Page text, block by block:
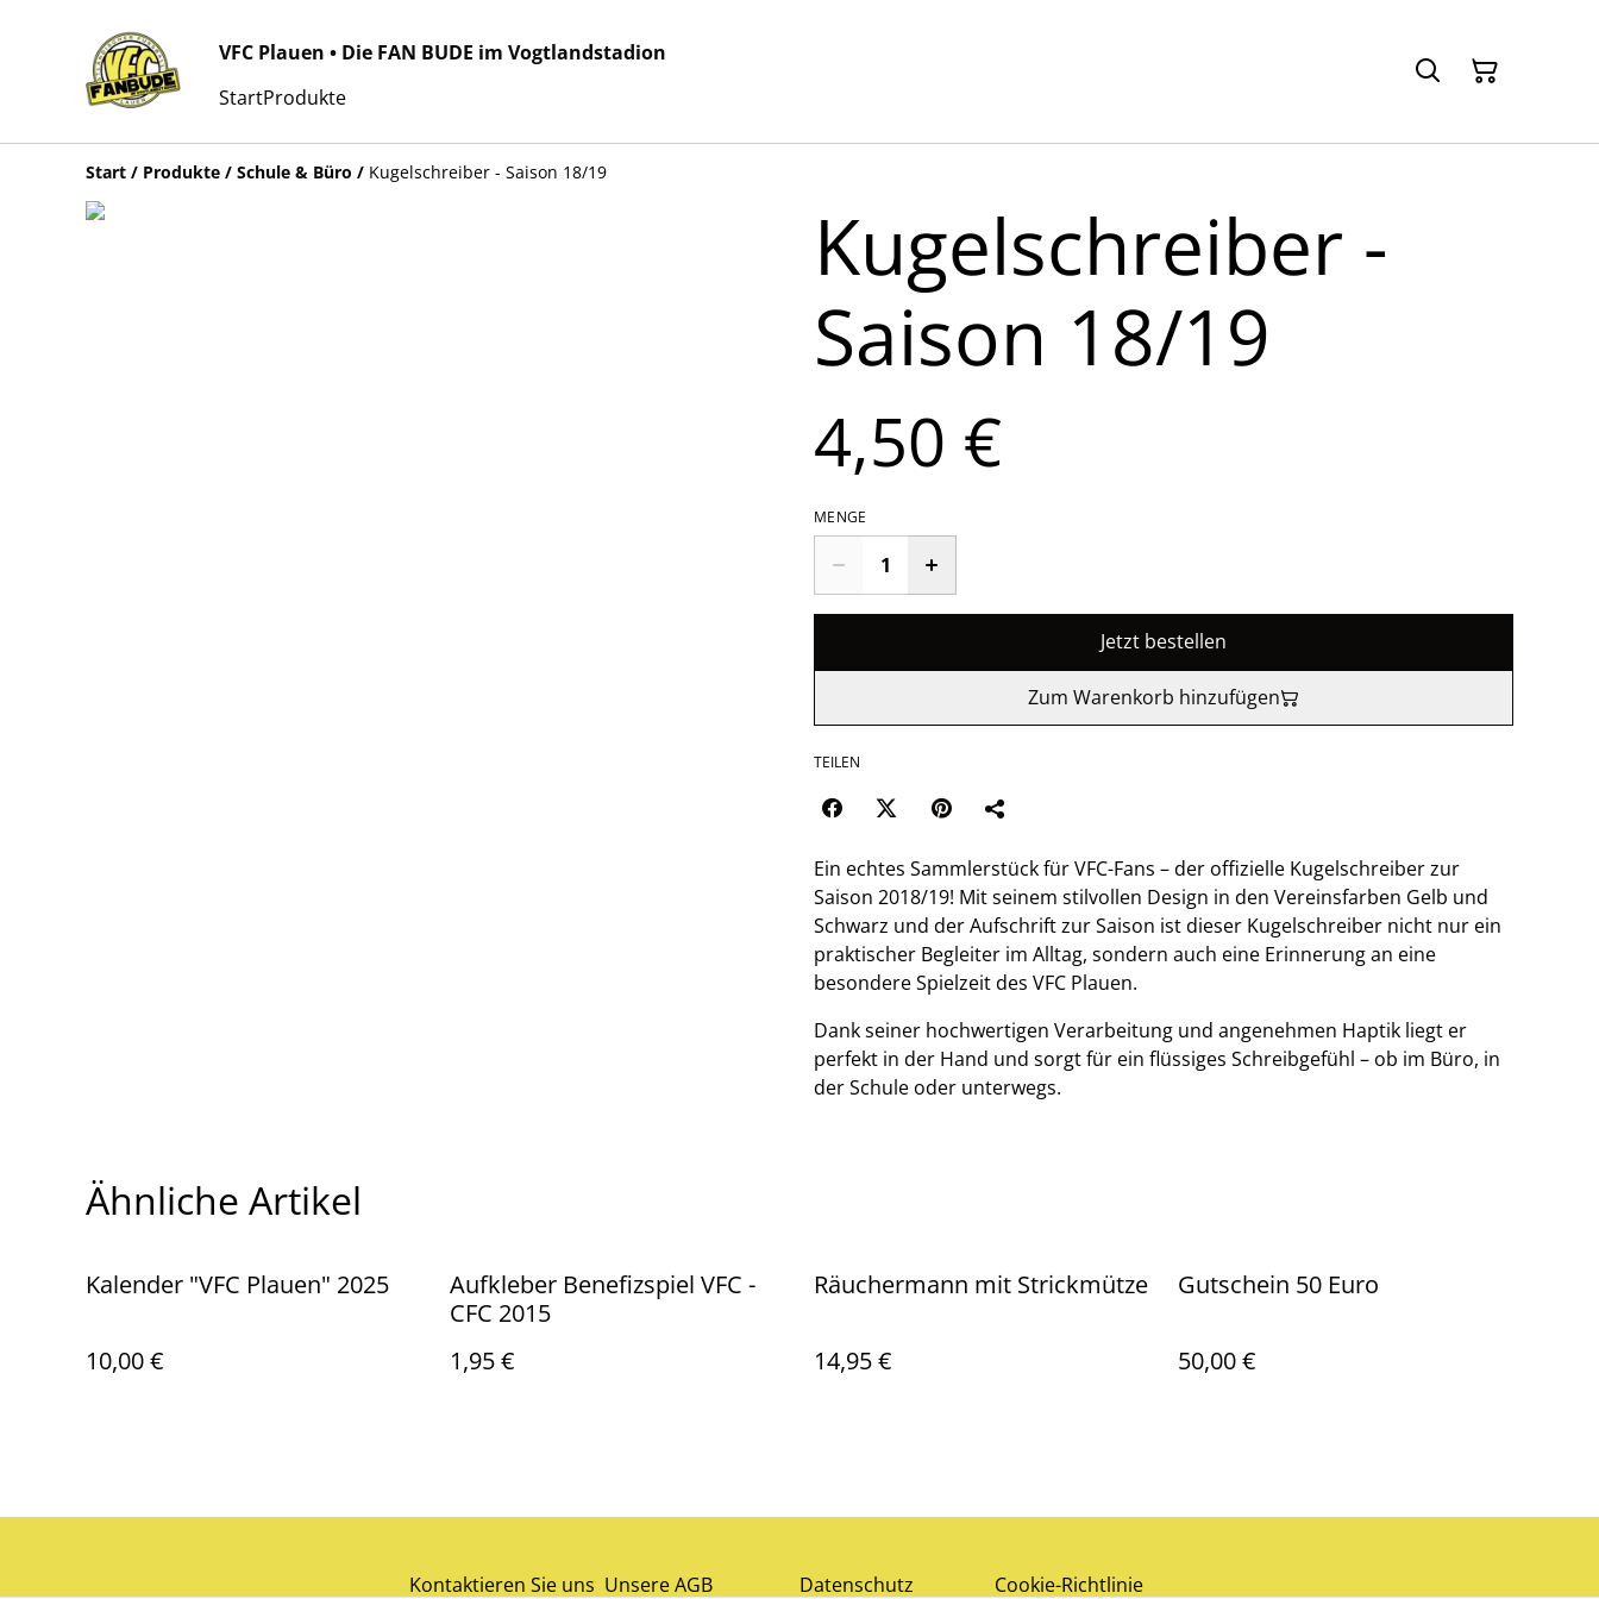
VFC Plauen • Die FAN BUDE im Vogtlandstadion
StartProdukte
Start / Produkte / Schule & Büro / Kugelschreiber - Saison 18/19
Kugelschreiber -
Saison 18/19
4,50 €
MENGE
Jetzt bestellen
Zum Warenkorb hinzufügen
TEILEN
Ein echtes Sammlerstück für VFC-Fans – der offizielle Kugelschreiber zur
Saison 2018/19! Mit seinem stilvollen Design in den Vereinsfarben Gelb und
Schwarz und der Aufschrift zur Saison ist dieser Kugelschreiber nicht nur ein
praktischer Begleiter im Alltag, sondern auch eine Erinnerung an eine
besondere Spielzeit des VFC Plauen.
Dank seiner hochwertigen Verarbeitung und angenehmen Haptik liegt er
perfekt in der Hand und sorgt für ein flüssiges Schreibgefühl – ob im Büro, in
der Schule oder unterwegs.
Ähnliche Artikel
Kalender "VFC Plauen" 2025
10,00 €
Aufkleber Benefizspiel VFC -
CFC 2015
1,95 €
Räuchermann mit Strickmütze
14,95 €
Gutschein 50 Euro
50,00 €
Kontaktieren Sie uns Unsere AGB Datenschutz Cookie-Richtlinie